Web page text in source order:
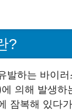
?
발하는 바이
의해 발생하
잠복해 있다